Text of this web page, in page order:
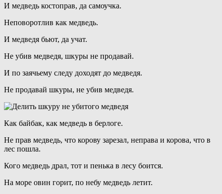
И медведь костоправ, да самоучка.
Неповоротлив как медведь.
И медведя бьют, да учат.
Не убив медведя, шкуры не продавай.
И по заячьему следу доходят до медведя.
Не продавай шкуры, не убив медведя.
Как байбак, как медведь в берлоге.
Не прав медведь, что корову зарезал, неправа и корова, что в
лес пошла.
Кого медведь драл, тот и пенька в лесу боится.
На море овин горит, по небу медведь летит.